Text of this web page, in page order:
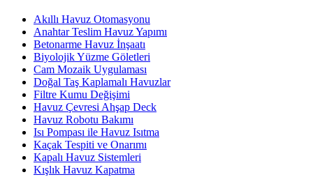
Akıllı Havuz Otomasyonu
Anahtar Teslim Havuz Yapımı
Betonarme Havuz İnşaatı
Biyolojik Yüzme Göletleri
Cam Mozaik Uygulaması
Doğal Taş Kaplamalı Havuzlar
Filtre Kumu Değişimi
Havuz Çevresi Ahşap Deck
Havuz Robotu Bakımı
Isı Pompası ile Havuz Isıtma
Kaçak Tespiti ve Onarımı
Kapalı Havuz Sistemleri
Kışlık Havuz Kapatma